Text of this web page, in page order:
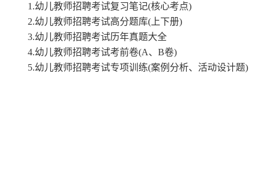
1.幼儿教师招聘考试复习笔记(核心考点)
2.幼儿教师招聘考试高分题库(上下册)
3.幼儿教师招聘考试历年真题大全
4.幼儿教师招聘考试考前卷(A、B卷)
5.幼儿教师招聘考试专项训练(案例分析、活动设计题)